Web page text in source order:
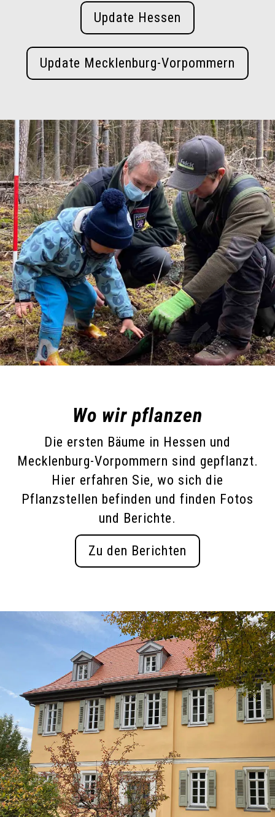
Update Hessen
Update Mecklenburg-Vorpommern
Wo wir pflanzen
Die ersten Bäume in Hessen und
Mecklenburg-Vorpommern sind gepflanzt.
Hier erfahren Sie, wo sich die
Pflanzstellen befinden und finden Fotos
und Berichte.
Zu den Berichten